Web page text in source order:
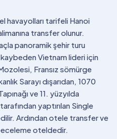
havayolları tarifeli Hanoi
transfer olunur.
panoramik şehir turu
kaybeden Vietnam lideri için
Fransız sömürge
Sarayı dışarıdan, 1070
ve 11. yüzyılda
yaptırılan Single
Ardından otele transfer ve
oteldedir.